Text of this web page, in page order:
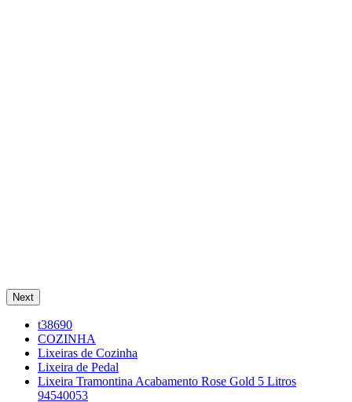
Next
t38690
COZINHA
Lixeiras de Cozinha
Lixeira de Pedal
Lixeira Tramontina Acabamento Rose Gold 5 Litros
94540053